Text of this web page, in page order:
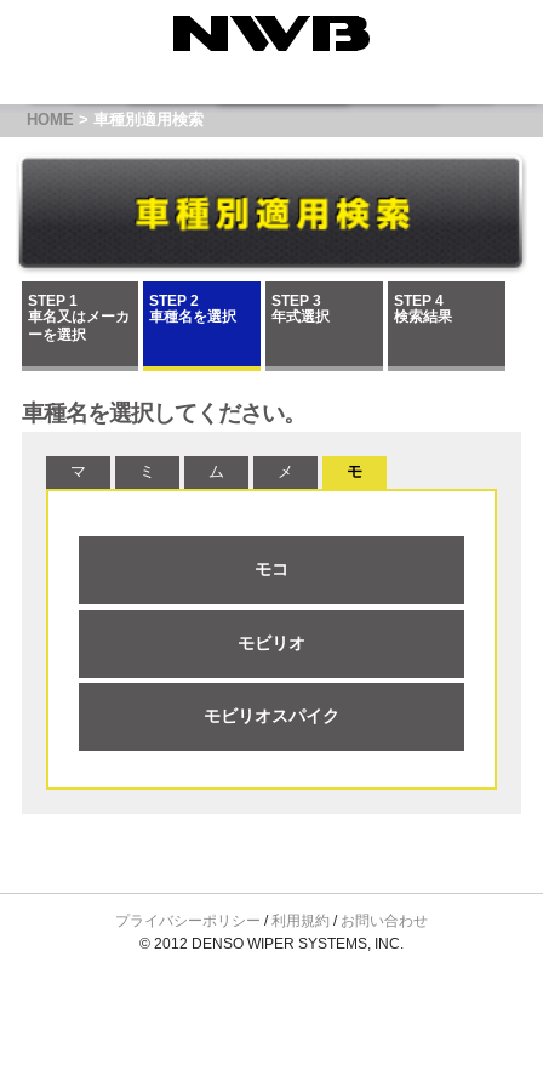
HOME > 車種別適用検索
STEP 1
車名又はメーカ
ーを選択
STEP 2
車種名を選択
STEP 3
年式選択
STEP 4
検索結果
車種名を選択してください。
マ ミ ム メ モ
モコ
モビリオ
モビリオスパイク
プライバシーポリシー /利用規約 / お問い合わせ
© 2012 DENSO WIPER SYSTEMS, INC.